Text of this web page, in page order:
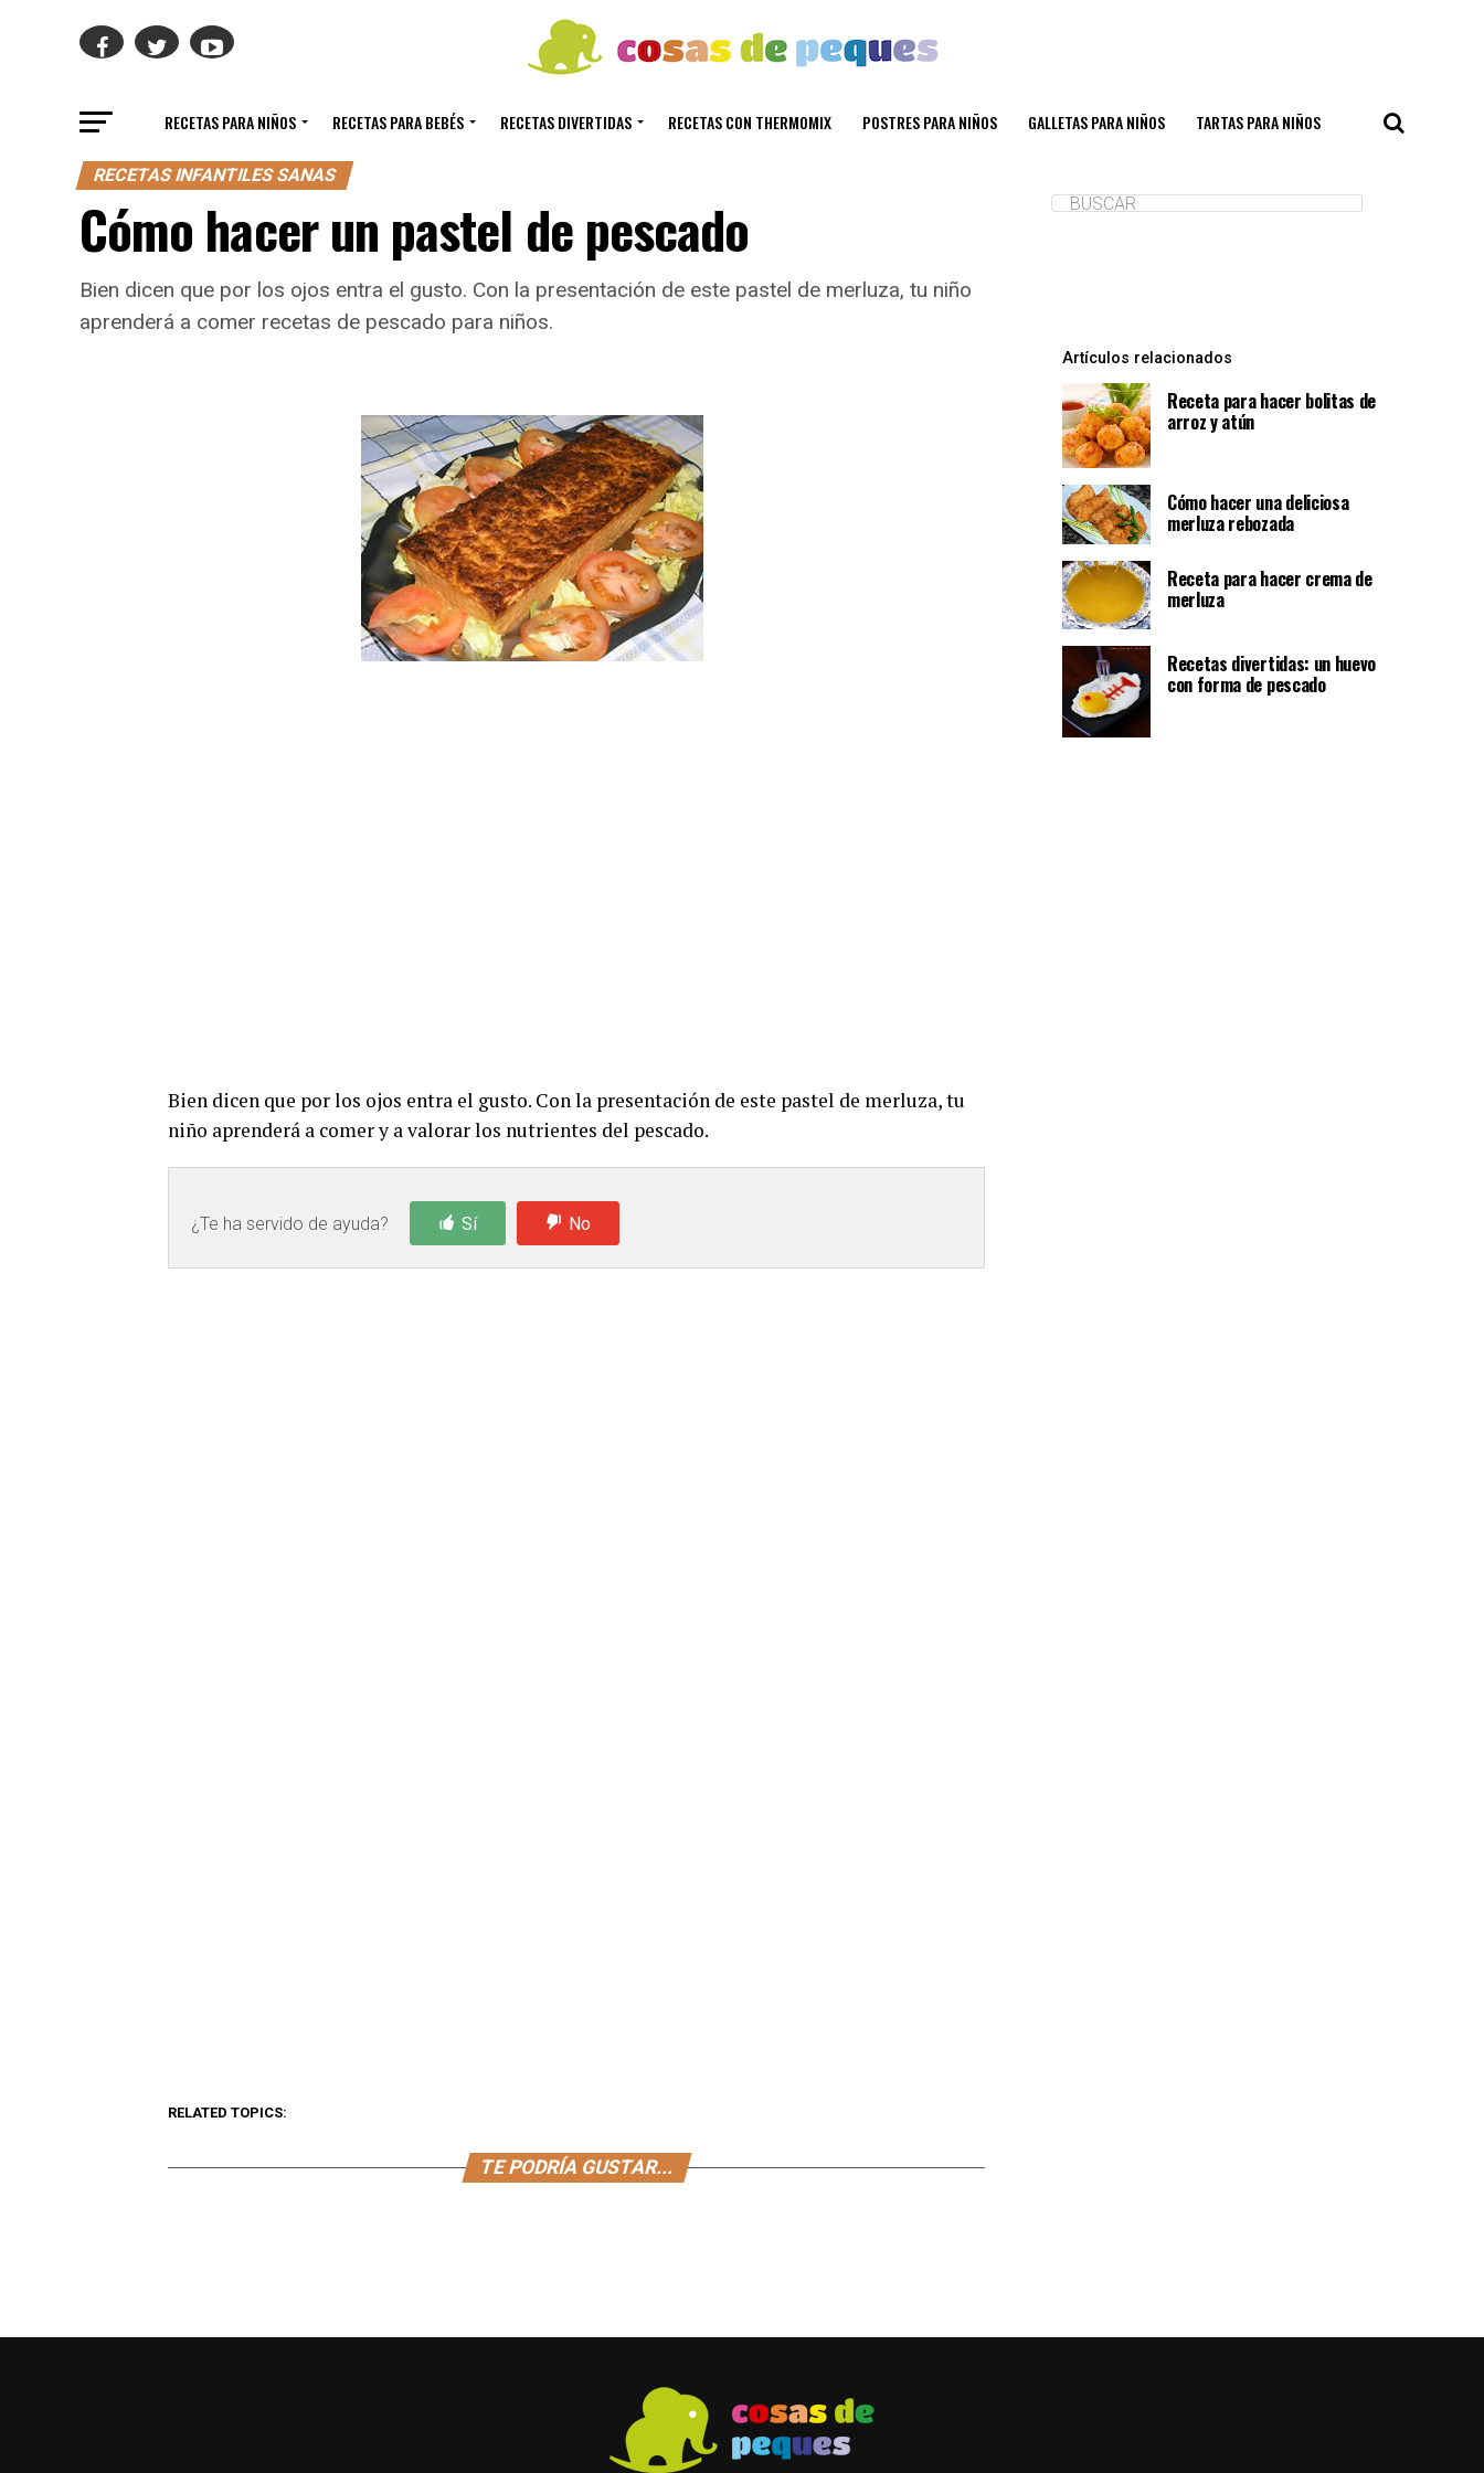
RECETAS PARA NIÑOS RECETAS PARA BEBÉS RECETAS DIVERTIDAS RECETAS CON THERMOMIX POSTRES PARA NIÑOS GALLETAS PARA NIÑOS TARTAS PARA NIÑOS
RECETAS INFANTILES SANAS
Cómo hacer un pastel de pescado
Bien dicen que por los ojos entra el gusto. Con la presentación de este pastel de merluza, tu niño
aprenderá a comer recetas de pescado para niños.
Bien dicen que por los ojos entra el gusto. Con la presentación de este pastel de merluza, tu
niño aprenderá a comer y a valorar los nutrientes del pescado.
¿Te ha servido de ayuda? Sí No
RELATED TOPICS:
TE PODRÍA GUSTAR...
Artículos relacionados
Receta para hacer bolitas de
arroz y atún
Cómo hacer una deliciosa
merluza rebozada
Receta para hacer crema de
merluza
Recetas divertidas: un huevo
con forma de pescado